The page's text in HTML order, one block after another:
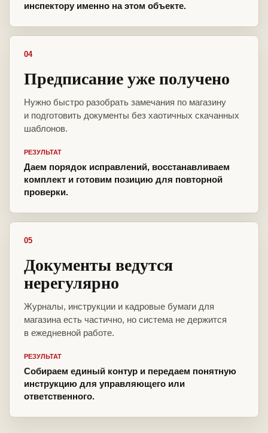
инспектору именно на этом объекте.
04
Предписание уже получено
Нужно быстро разобрать замечания по магазину
и подготовить документы без хаотичных скачанных
шаблонов.
РЕЗУЛЬТАТ
Даем порядок исправлений, восстанавливаем
комплект и готовим позицию для повторной
проверки.
05
Документы ведутся
нерегулярно
Журналы, инструкции и кадровые бумаги для
магазина есть частично, но система не держится
в ежедневной работе.
РЕЗУЛЬТАТ
Собираем единый контур и передаем понятную
инструкцию для управляющего или
ответственного.